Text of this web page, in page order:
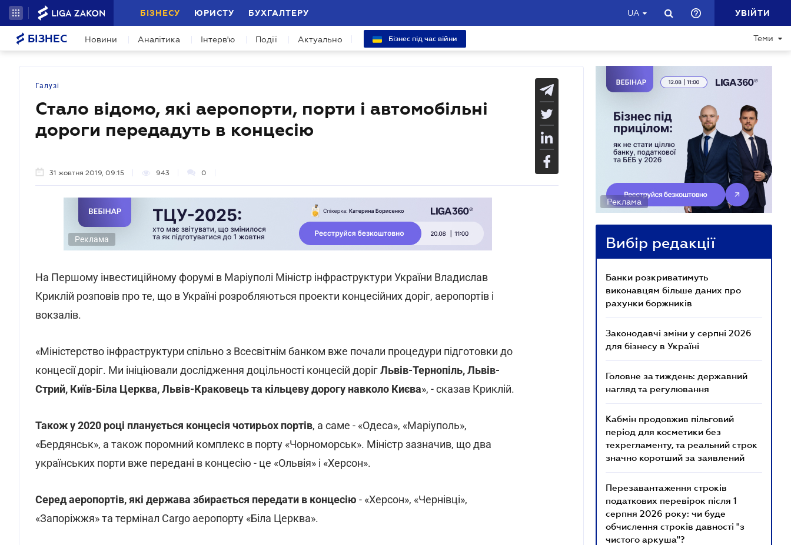
БІЗНЕСУ ЮРИСТУ БУХГАЛТЕРУ UA УВІЙТИ
БІЗНЕС Новини Аналітика Інтерв'ю Події Актуально Бізнес під час війни Теми
Галузі
Стало відомо, які аеропорти, порти і автомобільні
дороги передадуть в концесію
31 жовтня 2019, 09:15 943 0
Реклама
На Першому інвестиційному форумі в Маріуполі Міністр інфраструктури України Владислав
Криклій розповів про те, що в Україні розробляються проекти концесійних доріг, аеропортів і
вокзалів.
«Міністерство інфраструктури спільно з Всесвітнім банком вже почали процедури підготовки до
концесії доріг. Ми ініціювали дослідження доцільності концесій дорігЛьвів-Тернопіль, Львів-
Стрий, Київ-Біла Церква, Львів-Краковець та кільцеву дорогу навколо Києва», - сказав Криклій.
Також у 2020 році планується концесія чотирьох портів, а саме - «Одеса», «Маріуполь»,
«Бердянськ», а також поромний комплекс в порту «Чорноморськ». Міністр зазначив, що два
українських порти вже передані в концесію - це «Ольвія» і «Херсон».
Серед аеропортів, які держава збирається передати в концесію - «Херсон», «Чернівці»,
«Запоріжжя» та термінал Cargo аеропорту «Біла Церква».
Реклама
Вибір редакції
Банки розкриватимуть
виконавцям більше даних про
рахунки боржників
Законодавчі зміни у серпні 2026
для бізнесу в Україні
Головне за тиждень: державний
нагляд та регулювання
Кабмін продовжив пільговий
період для косметики без
техрегламенту, та реальний строк
значно коротший за заявлений
Перезавантаження строків
податкових перевірок після 1
серпня 2026 року: чи буде
обчислення строків давності "з
чистого аркуша"?